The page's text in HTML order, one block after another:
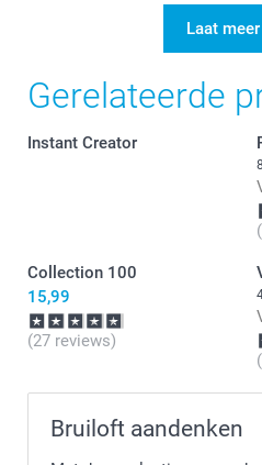
Heel veel plezier van het
Laat
Gerelateerde
Instant Creator
Collection 100
15,99
(27 reviews)
Bruiloft aandenken